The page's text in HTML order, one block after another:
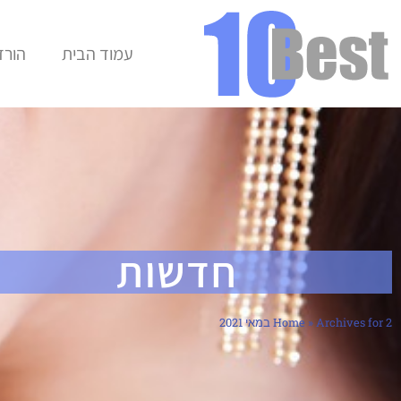
עמוד הבית
חדשות
Home » Archives for 2 במאי 2021